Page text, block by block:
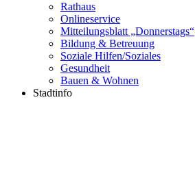
Rathaus
Onlineservice
Mitteilungsblatt „Donnerstags“
Bildung & Betreuung
Soziale Hilfen/Soziales
Gesundheit
Bauen & Wohnen
Stadtinfo